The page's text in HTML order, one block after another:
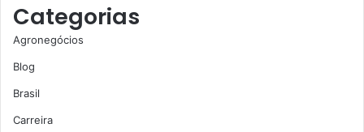
Categorias
Agronegócios
Blog
Brasil
Carreira